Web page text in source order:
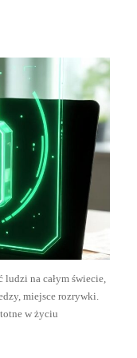
na całym świecie,
miejsce rozrywki.
w życiu